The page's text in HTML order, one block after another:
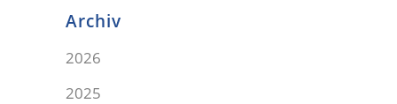
Archiv
2026
2025